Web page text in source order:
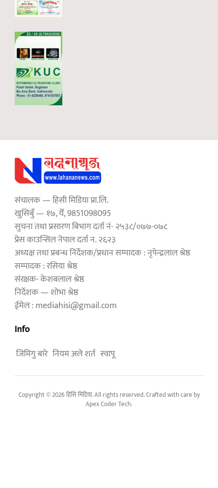
संचालक — हिसी मिडिया प्रा.लि.
खुसिबुँ — १७, येँ, 9851098095
सुचना तथा प्रसारण बिभाग दर्ता नं- २५३८/०७७-०७८
प्रेस काउन्सिल नेपाल दर्ता न. २६२३
अध्यक्ष तथा प्रबन्ध निर्देशक/प्रधान सम्पादक : नृपेन्द्रलाल श्रेष्ठ
सम्पादक : रसिया श्रेष्ठ
संरक्षक- केशबलाल श्रेष्ठ
निर्देशक — शोभा श्रेष्ठ
ईमेल : mediahisi@gmail.com
Info
जिमिगु बारे नियम अले शर्त स्वापू
Copyright © 2026 हिसि मिडिया. All rights reserved. Crafted with care by
Apex Coder Tech.